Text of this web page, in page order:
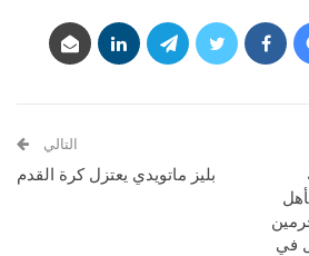
في
التالي
بليز ماتويدي يعتزل كرة القدم